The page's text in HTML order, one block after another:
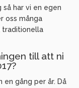
har vi en egen
oss många
traditionella
till att ni
gång per år. Då